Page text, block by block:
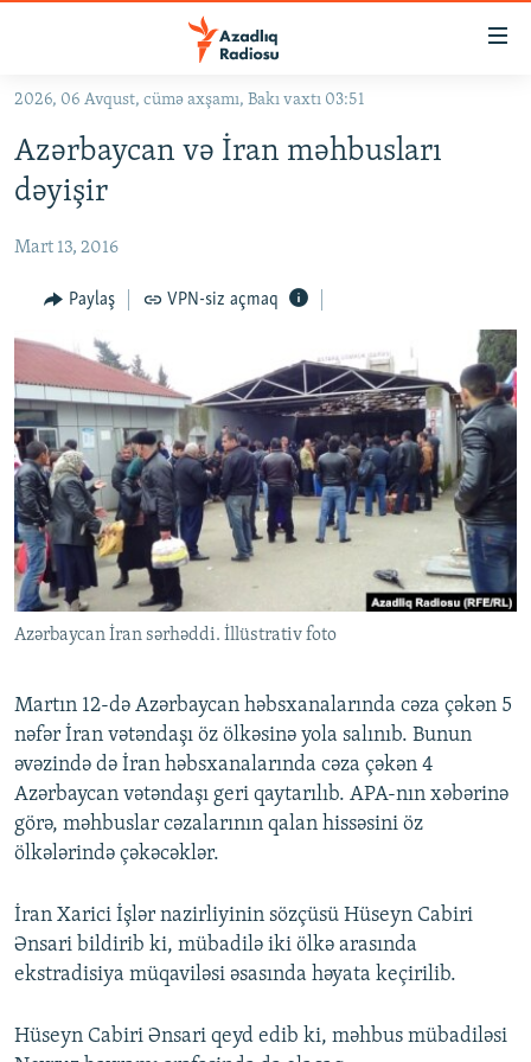
Əsas
qayıt
Əsas
naviqasiyaya
qayıt
KORRUPSIOMETR
#ƏSLINDƏ
FƏRQƏ BAX
QANUNI DOĞRU
ARAŞDIRMA
MULTIMEDIA
VIDEO
FOTOQALEREYA
İNFOQRAFIKA
KARIKATURA
RADIO ARXIV
OXU ZALI
AZƏRBAYCAN ƏDƏBIYYATI KITABXANASI
İSLAM VƏ DEMOKRATIYA
İZ - MƏDƏNIYYƏT PROQRAMI
HAQQIMIZDA
MISSIYAMIZ
PEŞƏ ETIKASI VƏ JURNALISTIKA STANDARTLARIMIZ
MATERIALLARIMIZDAN ISTIFADƏ
BIZIMLƏ ƏLAQƏ
XƏBƏR BÜLLETENLƏRIMIZ
BIZI IZLƏ
2026, 06 Avqust, cümə axşamı, Bakı vaxtı 03:51
Azərbaycan və İran məhbusları
dəyişir
Mart 13, 2016
Paylaş VPN-siz açmaq
Azərbaycan İran sərhəddi. İllüstrativ foto
Martın 12-də Azərbaycan həbsxanalarında cəza çəkən 5
nəfər İran vətəndaşı öz ölkəsinə yola salınıb. Bunun
əvəzində də İran həbsxanalarında cəza çəkən 4
Azərbaycan vətəndaşı geri qaytarılıb. APA-nın xəbərinə
görə, məhbuslar cəzalarının qalan hissəsini öz
ölkələrində çəkəcəklər.
İran Xarici İşlər nazirliyinin sözçüsü Hüseyn Cabiri
Ənsari bildirib ki, mübadilə iki ölkə arasında
ekstradisiya müqaviləsi əsasında həyata keçirilib.
Hüseyn Cabiri Ənsari qeyd edib ki, məhbus mübadiləsi